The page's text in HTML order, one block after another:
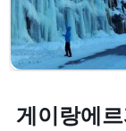
게이랑에